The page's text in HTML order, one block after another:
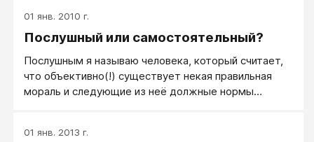
01 янв. 2010 г.
Послушный или самостоятельный?
Послушным я называю человека, который считает,
что объективно(!) существует некая правильная
мораль и следующие из неё должные нормы
01 янв. 2013 г.